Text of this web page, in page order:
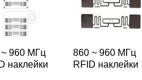
960 МГц
наклейки
860 ~ 960 МГц
RFID наклейки